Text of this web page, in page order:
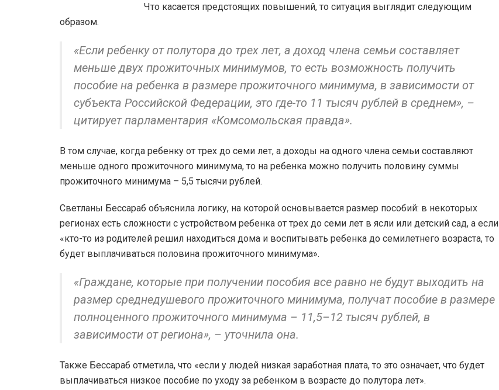
Что касается предстоящих повышений, то ситуация выглядит следующим
образом.
«Если ребенку от полутора до трех лет, а доход члена семьи составляет
меньше двух прожиточных минимумов, то есть возможность получить
пособие на ребенка в размере прожиточного минимума, в зависимости от
субъекта Российской Федерации, это где-то 11 тысяч рублей в среднем», –
цитирует парламентария «Комсомольская правда».
В том случае, когда ребенку от трех до семи лет, а доходы на одного члена семьи составляют
меньше одного прожиточного минимума, то на ребенка можно получить половину суммы
прожиточного минимума – 5,5 тысячи рублей.
Светланы Бессараб объяснила логику, на которой основывается размер пособий: в некоторых
регионах есть сложности с устройством ребенка от трех до семи лет в ясли или детский сад, а если
«кто-то из родителей решил находиться дома и воспитывать ребенка до семилетнего возраста, то
будет выплачиваться половина прожиточного минимума».
«Граждане, которые при получении пособия все равно не будут выходить на
размер среднедушевого прожиточного минимума, получат пособие в размере
полноценного прожиточного минимума – 11,5–12 тысяч рублей, в
зависимости от региона», – уточнила она.
Также Бессараб отметила, что «если у людей низкая заработная плата, то это означает, что будет
выплачиваться низкое пособие по уходу за ребенком в возрасте до полутора лет».